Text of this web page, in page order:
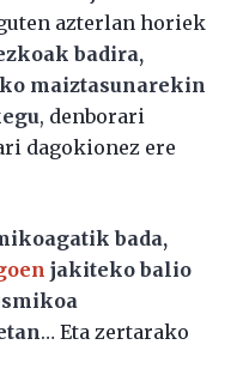
azterlan horiek
badira,
maiztasunarekin
, denborari
dagokionez ere
bada,
jakiteko balio
… Eta zertarako